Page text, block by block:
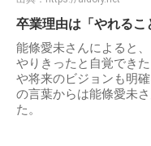
卒業理由は「やれるこ
能條愛未さんによると
やりきったと自覚でき
や将来のビジョンも明
の言葉からは能條愛未
た。